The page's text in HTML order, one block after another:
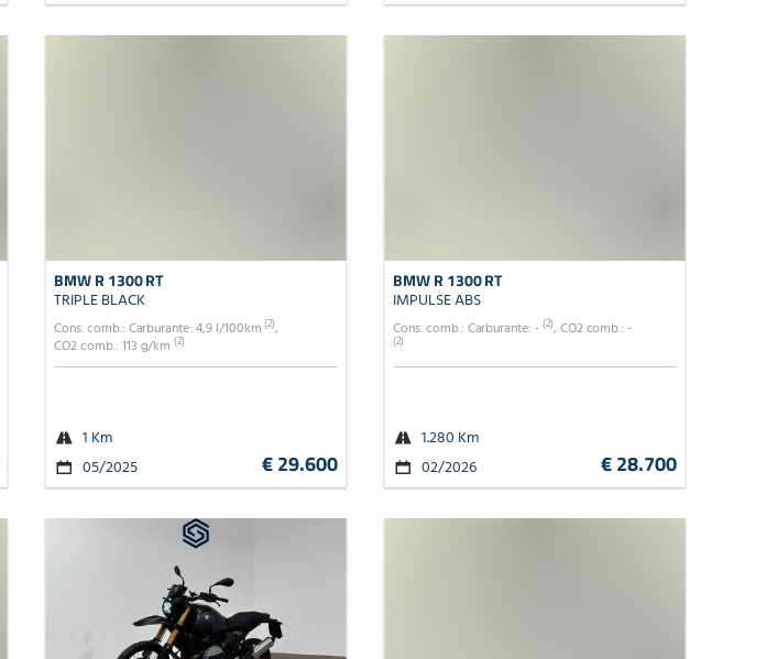
BMW R 1300 RT
TRIPLE BLACK
Cons. comb.: Carburante: 4,9 l/100km(2),
CO2 comb.: 113 g/km(2)
1 Km
05/2025 € 29.600
BMW R 1300 RT
IMPULSE ABS
Cons. comb.: Carburante: - (2), CO2 comb.: -
(2)
1.280 Km
02/2026 € 28.700